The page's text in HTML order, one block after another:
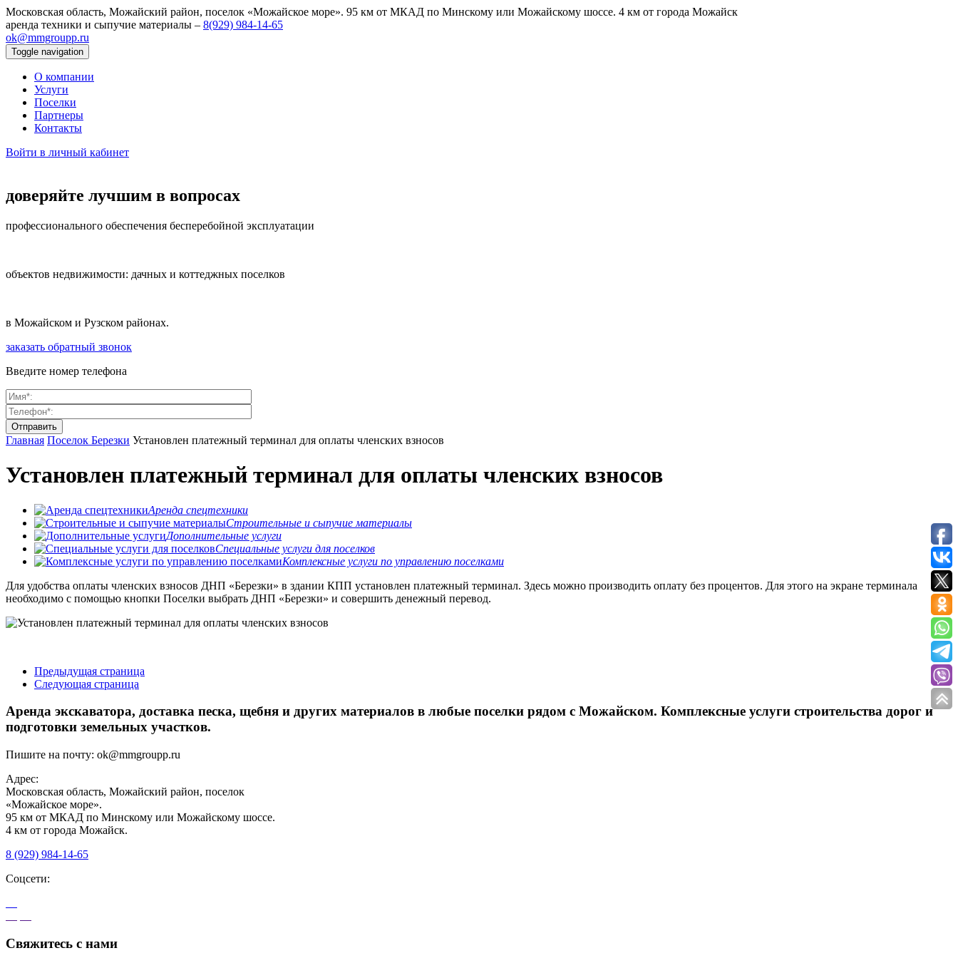
Московская область, Можайский район, поселок «Можайское море». 95 км от МКАД по Минскому или Можайскому шоссе. 4 км от города Можайск
аренда техники и сыпучие материалы – 8(929) 984‑14‑65
ok@mmgroupp.ru
Toggle navigation
О компании
Услуги
Поселки
Партнеры
Контакты
Войти в личный кабинет
доверяйте лучшим в вопросах
профессионального обеспечения бесперебойной эксплуатации
объектов недвижимости: дачных и коттеджных поселков
в Можайском и Рузском районах.
заказать обратный звонок
Введите номер телефона
Главная Поселок Березки Установлен платежный терминал для оплаты членских взносов
Установлен платежный терминал для оплаты членских взносов
Аренда спецтехники
Строительные и сыпучие материалы
Дополнительные услуги
Специальные услуги для поселков
Комплексные услуги по управлению поселками
Для удобства оплаты членских взносов ДНП «Березки» в здании КПП установлен платежный терминал. Здесь можно производить оплату без процентов. Для этого на экране терминала
необходимо с помощью кнопки Поселки выбрать ДНП «Березки» и совершить денежный перевод.
Предыдущая страница
Следующая страница
Аренда экскаватора, доставка песка, щебня и других материалов в любые поселки рядом с Можайском. Комплексные услуги строительства дорог и
подготовки земельных участков.
Пишите на почту: ok@mmgroupp.ru
Адрес:
Московская область, Можайский район, поселок
«Можайское море».
95 км от МКАД по Минскому или Можайскому шоссе.
4 км от города Можайск.
8 (929) 984-14-65
Соцсети:
Свяжитесь с нами